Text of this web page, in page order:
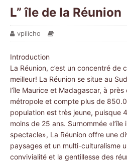
L” île de la Réunion
vpilicho
Introduction
La Réunion, c’est un concentré de
meilleur! La Réunion se situe au
l’île Maurice et Madagascar, à
métropole et compte plus de
population est très jeune, puisque
moins de 25 ans. Surnommée «l’île
spectacle», La Réunion offre une
paysages et un multi-culturalisme
convivialité et la gentillesse des